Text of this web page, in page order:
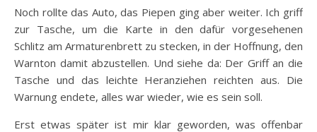
Noch rollte das Auto, das Piepen ging aber weiter. Ich griff
zur Tasche, um die Karte in den dafür vorgesehenen
Schlitz am Armaturenbrett zu stecken, in der Hoffnung, den
Warnton damit abzustellen. Und siehe da: Der Griff an die
Tasche und das leichte Heranziehen reichten aus. Die
Warnung endete, alles war wieder, wie es sein soll.
Erst etwas später ist mir klar geworden, was offenbar